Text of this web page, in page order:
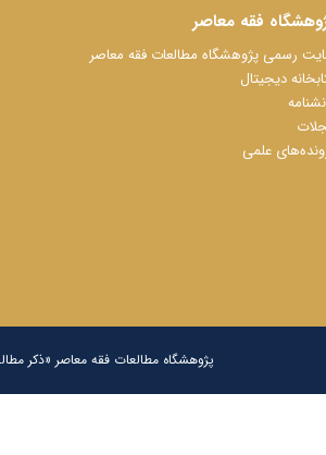
فقه معاصر
رسمی پژوهشگاه مطالعات فقه معاصر
دیجیتال
علمی
پژوهشگاه مطالعات فقه معاصر «ذکر